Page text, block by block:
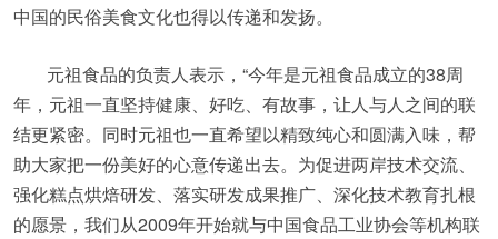
中国的民俗美食文化也得以传递和发扬。
元祖食品的负责人表示，“今年是元祖食品成立的38周
年，元祖一直坚持健康、好吃、有故事，让人与人之间的联
结更紧密。同时元祖也一直希望以精致纯心和圆满入味，帮
助大家把一份美好的心意传递出去。为促进两岸技术交流、
强化糕点烘焙研发、落实研发成果推广、深化技术教育扎根
的愿景，我们从2009年开始就与中国食品工业协会等机构联